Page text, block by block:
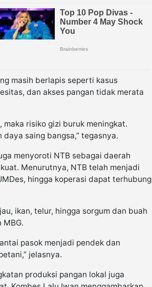
masih berlapis seperti kasus
dan akses pangan tidak merata
maka risiko gizi buruk meningkat.
saing bangsa,” tegasnya.
menyoroti NTB sebagai daerah
Menurutnya, NTB telah menjadi
hingga koperasi dapat terhubung
ikan, telur, hingga sorgum dan buah
MBG.
pasok menjadi pendek dan
jelasnya.
produksi pangan lokal juga